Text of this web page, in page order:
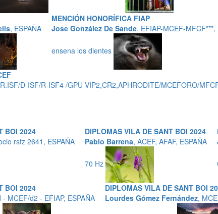
, ESPAÑA
MENCIÓN HONORÍFICA FIAP
Jose González De Sande, EFIAP-MCEF-MFCF***,
ensena los dientes
D-ISF/R-ISF4 /GPU VIP2,CR2,APHRODITE/MCEFORO/
BOI 2024
rsfz 2641, ESPAÑA
DIPLOMAS VILA DE SANT BOI 2024
Pablo Barrena, ACEF, AFAF, ESPAÑA
70 Hz
BOI 2024
- MCEF/d2 - EFIAP, ESPAÑA
DIPLOMAS VILA DE SANT BOI
Lourdes Gómez Fernández,